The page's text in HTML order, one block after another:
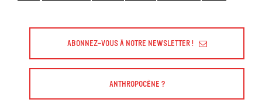
Abonnez-vous à Notre Newsletter !
Anthropocène ?